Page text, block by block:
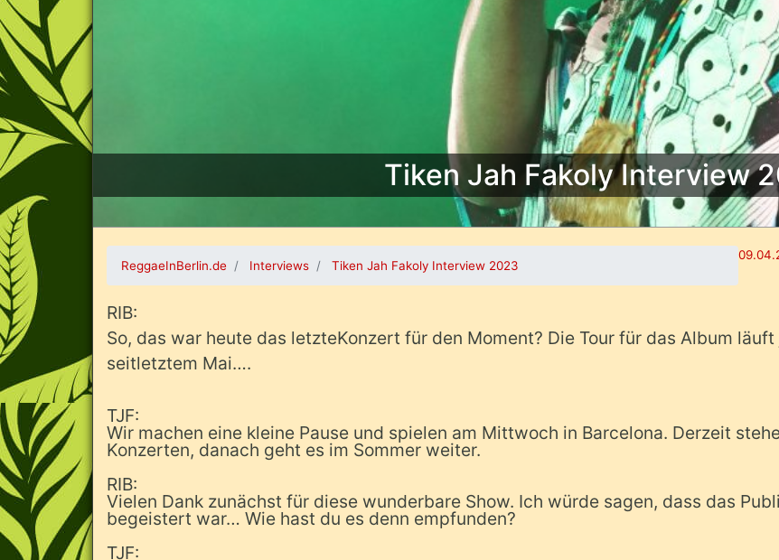
Tiken Jah Fakoly Interview
ReggaeInBerlin.de Interviews Tiken Jah Fakoly Interview 2023
RIB:
So, das war heute das letzteKonzert für den Moment? Die Tour für das Album läuft
seitletztem Mai….
TJF:
Wir machen eine kleine Pause und spielen am Mittwoch in Barcelona. Derzeit
Konzerten, danach geht es im Sommer weiter.
RIB:
Vielen Dank zunächst für diese wunderbare Show. Ich würde sagen, dass das
begeistert war… Wie hast du es denn empfunden?
TJF: